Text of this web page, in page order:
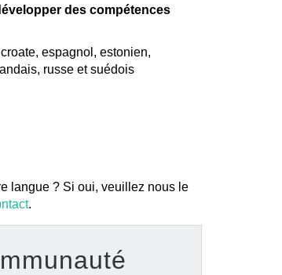
des compétences
espagnol, estonien,
russe et suédois
langue ? Si oui, veuillez nous le
.